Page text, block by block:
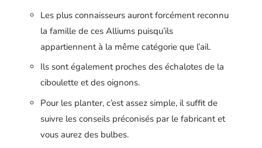
Les plus connaisseurs auront forcément reconnu
la famille de ces Alliums puisqu’ils
appartiennent à la même catégorie que l’ail.
Ils sont également proches des échalotes de la
ciboulette et des oignons.
Pour les planter, c’est assez simple, il suffit de
suivre les conseils préconisés par le fabricant et
vous aurez des bulbes.